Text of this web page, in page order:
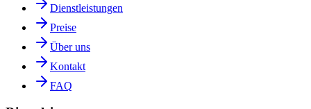
Dienstleistungen
Preise
Über uns
Kontakt
FAQ